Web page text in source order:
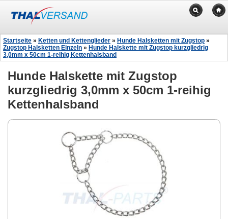
Startseite » Ketten und Kettenglieder » Hunde Halsketten mit Zugstop »
Zugstop Halsketten Einzeln » Hunde Halskette mit Zugstop kurzgliedrig
3,0mm x 50cm 1-reihig Kettenhalsband
Hunde Halskette mit Zugstop
kurzgliedrig 3,0mm x 50cm 1-reihig
Kettenhalsband